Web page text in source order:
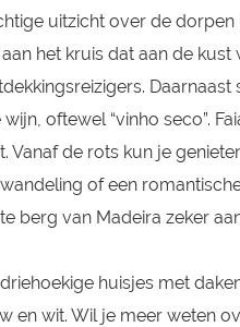
uitzicht over de dorpen
het kruis dat aan de
oftewel “vinho seco”.
Vanaf de rots kun je
of een
berg van Madeira zeker
huisjes met
en wit. Wil je meer weten